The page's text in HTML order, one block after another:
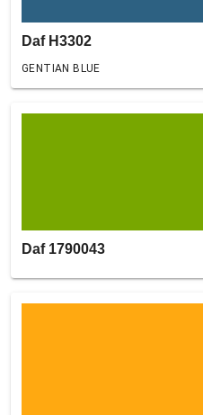
Daf H3302
GENTIAN BLUE
Daf 1790043